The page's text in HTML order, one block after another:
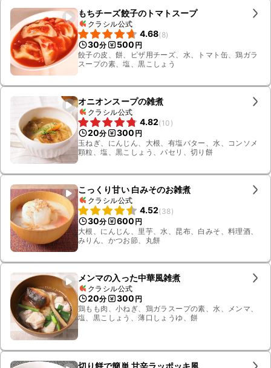
もちチーズ餃子のトマトスープ
クラシル公式
4.68(8)
30分 500 円
餃子の皮、餅、ピザ用チーズ、水、トマト缶、鶏ガラ
スープの素、塩、黒こしょう
オニオンスープの雑煮
クラシル公式
4.82(10 )
20分 300 円
玉ねぎ、にんじん、大根、有塩バター、水、コンソメ
顆粒、塩、黒こしょう、パセリ、切り餅
こっくり甘い 白みそのお雑煮
クラシル公式
4.52(38)
30分 600 円
大根、にんじん、里芋、水、昆布、白みそ、料理酒、
みりん、かつお節、丸餅
メンマの入った中華風雑煮
クラシル公式
20分 300 円
鶏もも肉、小ねぎ、鶏ガラスープの素、水、メンマ、
塩、黒こしょう、薄口しょうゆ、餅
切り餅で簡単 甘辛ラッポッキ風